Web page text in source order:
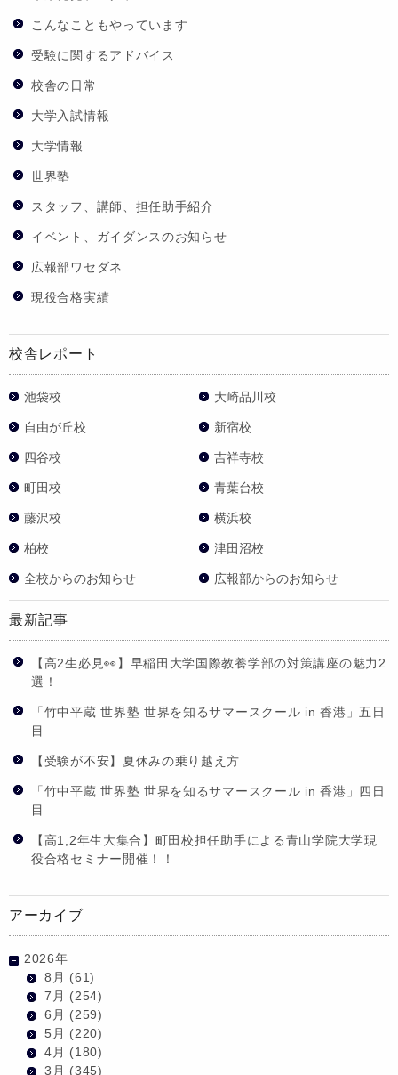
こんなこともやっています
受験に関するアドバイス
校舎の日常
大学入試情報
大学情報
世界塾
スタッフ、講師、担任助手紹介
イベント、ガイダンスのお知らせ
広報部ワセダネ
現役合格実績
校舎レポート
池袋校 大崎品川校
自由が丘校 新宿校
四谷校 吉祥寺校
町田校 青葉台校
藤沢校 横浜校
柏校 津田沼校
全校からのお知らせ 広報部からのお知らせ
最新記事
【高2生必見👀】早稲田大学国際教養学部の対策講座の魅力2
選！
「竹中平蔵 世界塾 世界を知るサマースクール in 香港」五日
目
【受験が不安】夏休みの乗り越え方
「竹中平蔵 世界塾 世界を知るサマースクール in 香港」四日
目
【高1,2年生大集合】町田校担任助手による青山学院大学現
役合格セミナー開催！！
アーカイブ
2026年
8月 (61)
7月 (254)
6月 (259)
5月 (220)
4月 (180)
3月 (345)